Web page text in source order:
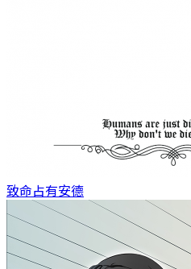
致命占有安德